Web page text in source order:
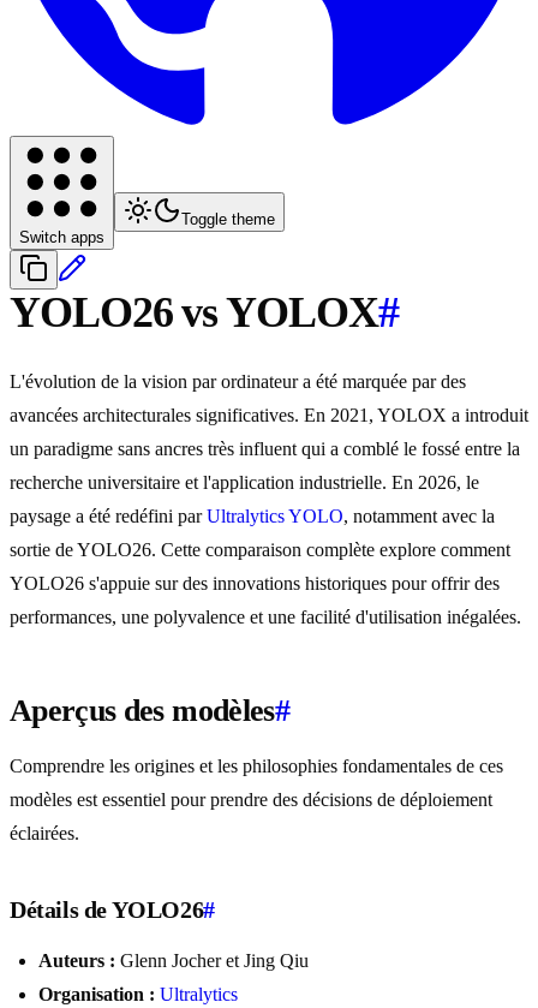
Switch apps
Toggle theme
YOLO26 vs YOLOX#
L'évolution de la vision par ordinateur a été marquée par des
avancées architecturales significatives. En 2021, YOLOX a introduit
un paradigme sans ancres très influent qui a comblé le fossé entre la
recherche universitaire et l'application industrielle. En 2026, le
paysage a été redéfini parUltralytics YOLO, notamment avec la
sortie de YOLO26. Cette comparaison complète explore comment
YOLO26 s'appuie sur des innovations historiques pour offrir des
performances, une polyvalence et une facilité d'utilisation inégalées.
Aperçus des modèles#
Comprendre les origines et les philosophies fondamentales de ces
modèles est essentiel pour prendre des décisions de déploiement
éclairées.
Détails de YOLO26#
Auteurs : Glenn Jocher et Jing Qiu
Organisation : Ultralytics